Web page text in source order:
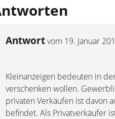
Antwortvom 19. Januar
Kleinanzeigen bedeuten in
verschenken wollen.
privaten Verkäufen ist davon
befindet. Als Privatverkäufer